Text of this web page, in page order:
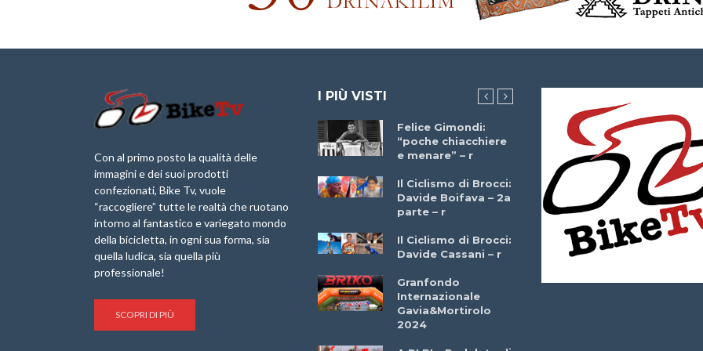
Con al primo posto la qualità delle
immagini e dei suoi prodotti
confezionati, Bike Tv, vuole
“raccogliere” tutte le realtà che ruotano
intorno al fantastico e variegato mondo
della bicicletta, in ogni sua forma, sia
quella ludica, sia quella più
professionale!
SCOPRI DI PIÙ
I PIÙ VISTI
Briko Torino – 11
Maggio 2025 – r
Giancarlo Brocci
Marathon 2025”
Borghi&Castelli” –
Anteprima
1a Edizione
Granfondo
Felice Gimondi:
“poche chiacchiere
e menare” – r
Il Ciclismo di Brocci:
Davide Boifava – 2a
parte – r
Il Ciclismo di Brocci:
Davide Cassani – r
Granfondo
Internazionale
Gavia&Mortirolo
2024
Brocci Incontra
Giuseppe Martinelli
– r
Che cos’è il
triathlon? Con
Simone Diamantini
– r
Marzo 2025 –